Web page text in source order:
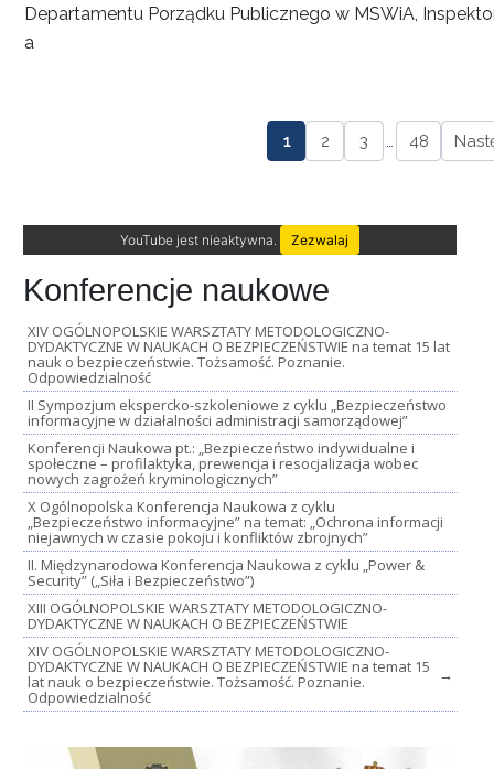
Departamentu Porządku Publicznego w MSWiA,
a
1 2 3 … 48
YouTube jest nieaktywna. Zezwalaj
Konferencje naukowe
XIV OGÓLNOPOLSKIE WARSZTATY METODOLOGICZNO-
DYDAKTYCZNE W NAUKACH O BEZPIECZEŃSTWIE na temat 15 lat
nauk o bezpieczeństwie. Tożsamość. Poznanie.
Odpowiedzialność
II Sympozjum ekspercko-szkoleniowe z cyklu „Bezpieczeństwo
informacyjne w działalności administracji samorządowej”
Konferencji Naukowa pt.: „Bezpieczeństwo indywidualne i
społeczne – profilaktyka, prewencja i resocjalizacja wobec
nowych zagrożeń kryminologicznych”
X Ogólnopolska Konferencja Naukowa z cyklu
„Bezpieczeństwo informacyjne” na temat: „Ochrona informacji
niejawnych w czasie pokoju i konfliktów zbrojnych”
II. Międzynarodowa Konferencja Naukowa z cyklu „Power &
Security” („Siła i Bezpieczeństwo”)
XIII OGÓLNOPOLSKIE WARSZTATY METODOLOGICZNO-
DYDAKTYCZNE W NAUKACH O BEZPIECZEŃSTWIE
XIV OGÓLNOPOLSKIE WARSZTATY METODOLOGICZNO-
DYDAKTYCZNE W NAUKACH O BEZPIECZEŃSTWIE na temat 15
lat nauk o bezpieczeństwie. Tożsamość. Poznanie.
Odpowiedzialność
→